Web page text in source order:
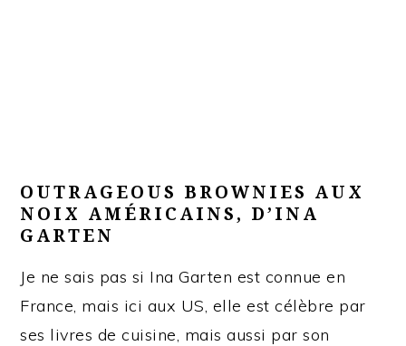
OUTRAGEOUS BROWNIES AUX
NOIX AMÉRICAINS, D’INA
GARTEN
Je ne sais pas si Ina Garten est connue en
France, mais ici aux US, elle est célèbre par
ses livres de cuisine, mais aussi par son